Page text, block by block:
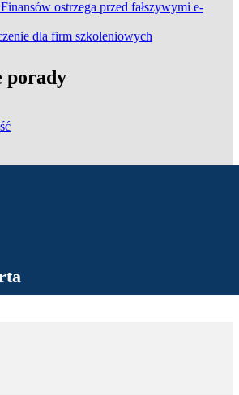
ostrzega przed fałszywymi e-
dla firm szkoleniowych
porady